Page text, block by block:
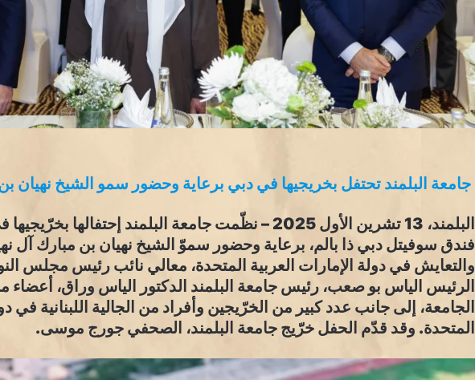
جامعة البلمند تحتفل بخريجيها في دبي برعاية وحضور سمو الشيخ نهيان
البلمند، 13 تشرين الأول 2025 – نظّمت جامعة البلمند
فندق سوفيتل دبي ذا بالم، برعاية وحضور سموّ الشيخ نهيان بن مبارك آل
والتعايش في دولة الإمارات العربية المتحدة، معالي نائب رئيس مجلس
الرئيس الياس بو صعب، رئيس جامعة البلمند الدكتور الياس وراق،
الجامعة، إلى جانب عدد كبير من الخرّيجين وأفراد من الجالية اللبنانية في
المتحدة. وقد قدّم الحفل خرّيج جامعة البلمند، الصحفي جورج موسى.